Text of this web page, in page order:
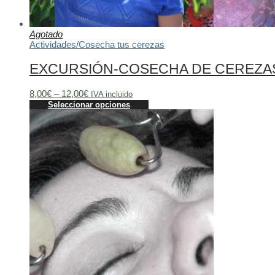
Agotado
Actividades/Cosecha tus cerezas
EXCURSIÓN-COSECHA DE
8,00€ – 12,00€ IVA incluido
Seleccionar opciones